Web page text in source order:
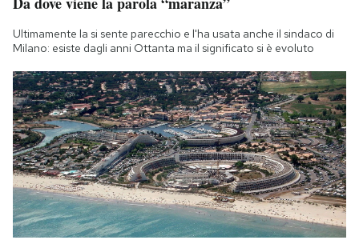
Ultimamente la si sente parecchio e l'ha usata anche il sindaco di
Milano: esiste dagli anni Ottanta ma il significato si è evoluto